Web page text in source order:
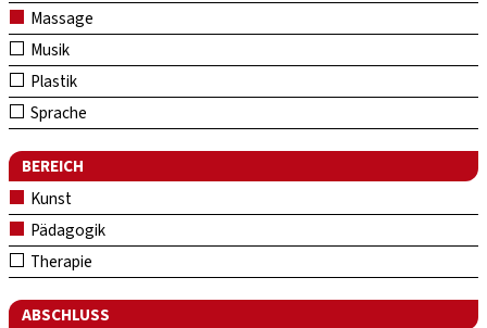
Massage
Musik
Plastik
Sprache
BEREICH
Kunst
Pädagogik
Therapie
ABSCHLUSS